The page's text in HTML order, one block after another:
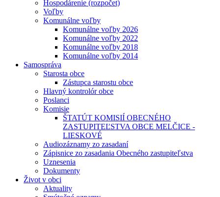
Hospodárenie (rozpočet)
Voľby
Komunálne voľby
Komunálne voľby 2026
Komunálne voľby 2022
Komunálne voľby 2018
Komunálne voľby 2014
Samospráva
Starosta obce
Zástupca starostu obce
Hlavný kontrolór obce
Poslanci
Komisie
ŠTATÚT KOMISIÍ OBECNÉHO
ZASTUPITEĽSTVA OBCE MELČICE -
LIESKOVÉ
Audiozáznamy zo zasadaní
Zápisnice zo zasadania Obecného zastupiteľstva
Uznesenia
Dokumenty
Život v obci
Aktuality